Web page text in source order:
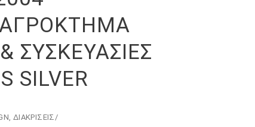
ΣΥΣΚΕΥΑΣΙΕΣ
SILVER
, ΔΙΑΚΡΙΣΕΙΣ/